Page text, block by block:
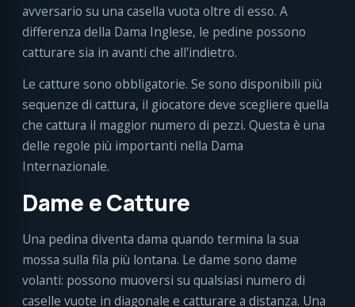
avversario su una casella vuota oltre di esso. A
differenza della Dama Inglese, le pedine possono
catturare sia in avanti che all'indietro.
Le catture sono obbligatorie. Se sono disponibili più
sequenze di cattura, il giocatore deve scegliere quella
che cattura il maggior numero di pezzi. Questa è una
delle regole più importanti nella Dama
Internazionale.
Dame e Catture
Una pedina diventa dama quando termina la sua
mossa sulla fila più lontana. Le dame sono dame
volanti: possono muoversi su qualsiasi numero di
caselle vuote in diagonale e catturare a distanza. Una